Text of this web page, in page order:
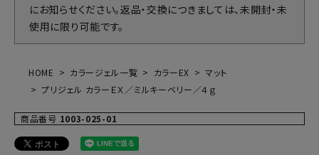
にお知らせください。返品・交換につきましては、未開封・未
使用に限り可能です。
HOME カラージェル一覧 カラーEX
マット
プリジェル カラーＥＸ／ミルキーベリー／４ｇ
商品番号 1003-025-01